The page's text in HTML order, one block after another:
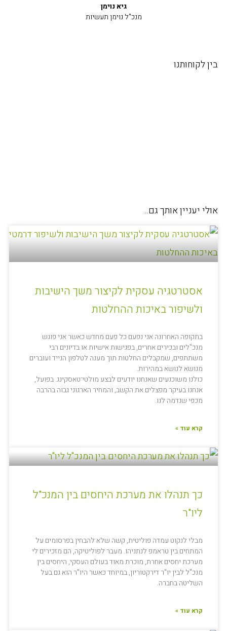
גיא נוימן
מנכ"ל נוימן תעשיות
בין לקוחותנו
אולי יעניין אותך גם..
אסטרטגיה עסקית לקיצור משך הישיבות
ולשיפור באיכות ההחלטות
בתקופה האחרונה אני נפעם כל פעם מחדש כאשר אני פוגש
מנכ"לים ובכירים אחרים, בפגישות אישיות או בדיונים רבי
משתתפים, שמקבלים החלטות תוך מענה לטלפון הנייד ועוברים
מנושא לנושא במהירות.
כולנו משוכנעים שאנחנו יודעים לבצע מולטי־טאסקינג. בפועל,
אנחנו בעיקר מפצלים את הקשב, והמחיר הארגוני גבוה בהרבה
מכפי שנדמה לנו.
קרא עוד »
כך תנהלו את מערכת היחסים בין המנכ"ל
ליו"ר
מבלי לנקוט עמדה פוליטית, קשה שלא להבחין בפרסומים על
המתחים בין טראמפ לנתניהו. מעבר לפוליטיקה, הם מזכירים לי
מערכת יחסים אחרת, מוכרת מאוד בעולם העסקי, היחסים בין
מנכ"ל לבין יו"ר דירקטוריון, במיוחד כאשר היו"ר הוא גם בעל
השליטה בחברה.
קרא עוד »